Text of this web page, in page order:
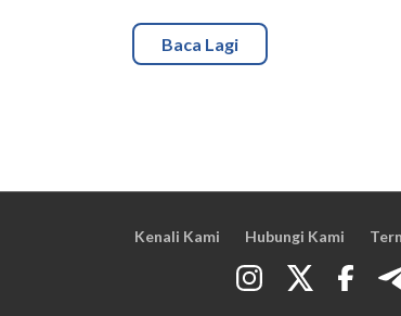
Baca Lagi
Kenali Kami Hubungi Kami